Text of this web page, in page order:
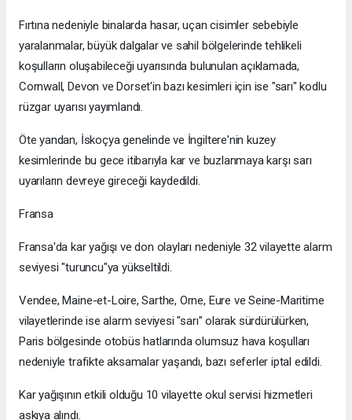
Fırtına nedeniyle binalarda hasar, uçan cisimler sebebiyle
yaralanmalar, büyük dalgalar ve sahil bölgelerinde tehlikeli
koşulların oluşabileceği uyarısında bulunulan açıklamada,
Cornwall, Devon ve Dorset'in bazı kesimleri için ise "sarı" kodlu
rüzgar uyarısı yayımlandı.
Öte yandan, İskoçya genelinde ve İngiltere'nin kuzey
kesimlerinde bu gece itibarıyla kar ve buzlanmaya karşı sarı
uyarıların devreye gireceği kaydedildi.
Fransa
Fransa'da kar yağışı ve don olayları nedeniyle 32 vilayette alarm
seviyesi "turuncu"ya yükseltildi.
Vendee, Maine-et-Loire, Sarthe, Orne, Eure ve Seine-Maritime
vilayetlerinde ise alarm seviyesi "sarı" olarak sürdürülürken,
Paris bölgesinde otobüs hatlarında olumsuz hava koşulları
nedeniyle trafikte aksamalar yaşandı, bazı seferler iptal edildi.
Kar yağışının etkili olduğu 10 vilayette okul servisi hizmetleri
askıya alındı.